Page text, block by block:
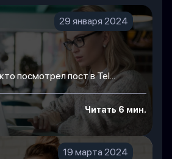
29 января 2024
посмотрел пост в Tel...
Читать 6 мин.
19 марта 2024